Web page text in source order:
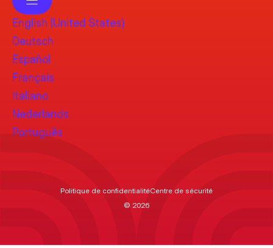
English (United States)
Deutsch
Español
Français
Italiano
Nederlands
Português
© 2026
Politique de confidentialitéCentre de sécurité